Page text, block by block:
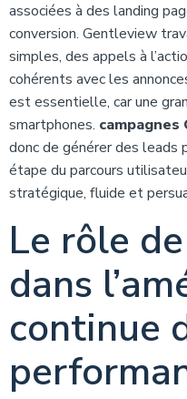
associées à des landing
conversion. Gentleview
simples, des appels à
cohérents avec les
est essentielle, car une
smartphones. campagnes
donc de générer des leads
étape du parcours
stratégique, fluide et
Le rôle
dans
continue